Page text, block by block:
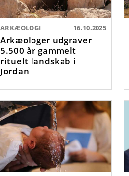
ARKÆOLOGI 16.10.2025
Arkæologer udgraver
5.500 år gammelt
rituelt landskab i
Jordan